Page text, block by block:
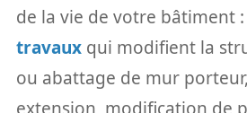
de la vie de votre bâtiment :
travauxqui modifient la
ou abattage de mur